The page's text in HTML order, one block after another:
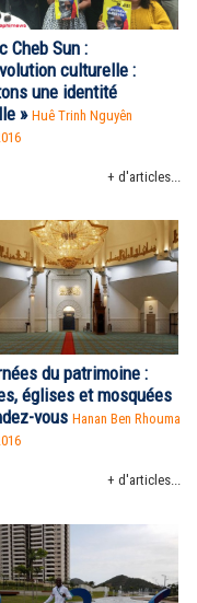
Cheb Sun :
culturelle :
une identité
» Huê Trinh Nguyên
+ d'articles...
du patrimoine :
églises et mosquées
vous Hanan Ben Rhouma
+ d'articles...